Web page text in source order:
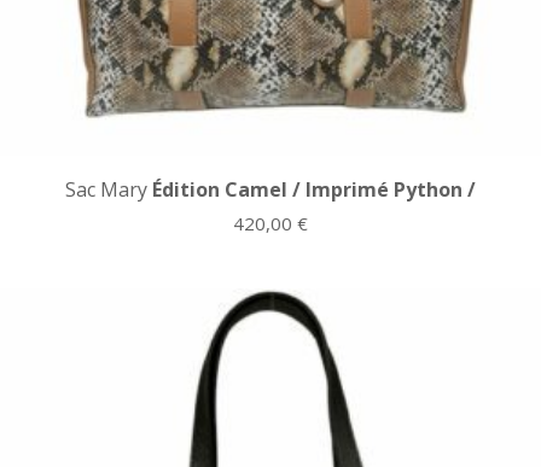
Sac Mary Édition Camel / Imprimé Python /
420,00 €